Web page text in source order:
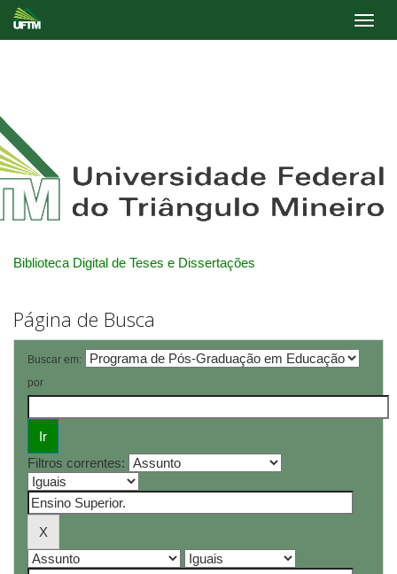
Biblioteca Digital de Teses e Dissertações
Página de Busca
Buscar em:
por
Filtros correntes: